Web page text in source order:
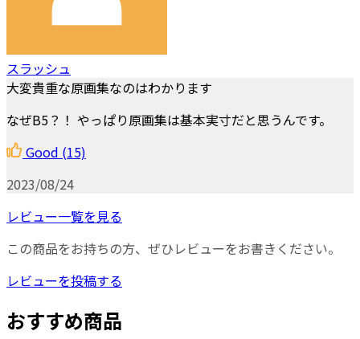
スラッシュ
大変貴重な原画集なのはわかります
なぜB5？！ やっぱり原画集は基本実寸だと思うんです。
Good (15)
2023/08/24
レビュー一覧を見る
この商品をお持ちの方、ぜひレビューをお書きください。
レビューを投稿する
おすすめ商品